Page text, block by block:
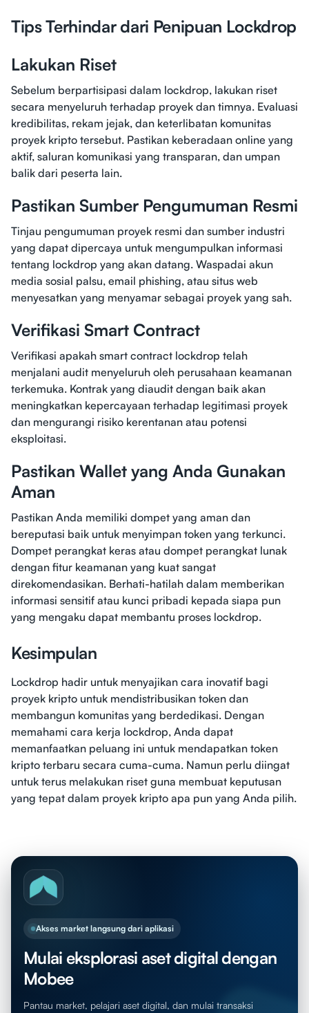
Tips Terhindar dari Penipuan Lockdrop
Lakukan Riset
Sebelum berpartisipasi dalam lockdrop, lakukan riset
secara menyeluruh terhadap proyek dan timnya. Evaluasi
kredibilitas, rekam jejak, dan keterlibatan komunitas
proyek kripto tersebut. Pastikan keberadaan online yang
aktif, saluran komunikasi yang transparan, dan umpan
balik dari peserta lain.
Pastikan Sumber Pengumuman Resmi
Tinjau pengumuman proyek resmi dan sumber industri
yang dapat dipercaya untuk mengumpulkan informasi
tentang lockdrop yang akan datang. Waspadai akun
media sosial palsu, email phishing, atau situs web
menyesatkan yang menyamar sebagai proyek yang sah.
Verifikasi Smart Contract
Verifikasi apakah smart contract lockdrop telah
menjalani audit menyeluruh oleh perusahaan keamanan
terkemuka. Kontrak yang diaudit dengan baik akan
meningkatkan kepercayaan terhadap legitimasi proyek
dan mengurangi risiko kerentanan atau potensi
eksploitasi.
Pastikan Wallet yang Anda Gunakan
Aman
Pastikan Anda memiliki dompet yang aman dan
bereputasi baik untuk menyimpan token yang terkunci.
Dompet perangkat keras atau dompet perangkat lunak
dengan fitur keamanan yang kuat sangat
direkomendasikan. Berhati-hatilah dalam memberikan
informasi sensitif atau kunci pribadi kepada siapa pun
yang mengaku dapat membantu proses lockdrop.
Kesimpulan
Lockdrop hadir untuk menyajikan cara inovatif bagi
proyek kripto untuk mendistribusikan token dan
membangun komunitas yang berdedikasi. Dengan
memahami cara kerja lockdrop, Anda dapat
memanfaatkan peluang ini untuk mendapatkan token
kripto terbaru secara cuma-cuma. Namun perlu diingat
untuk terus melakukan riset guna membuat keputusan
yang tepat dalam proyek kripto apa pun yang Anda pilih.
Akses market langsung dari aplikasi
Mulai eksplorasi aset digital dengan
Mobee
Pantau market, pelajari aset digital, dan mulai transaksi